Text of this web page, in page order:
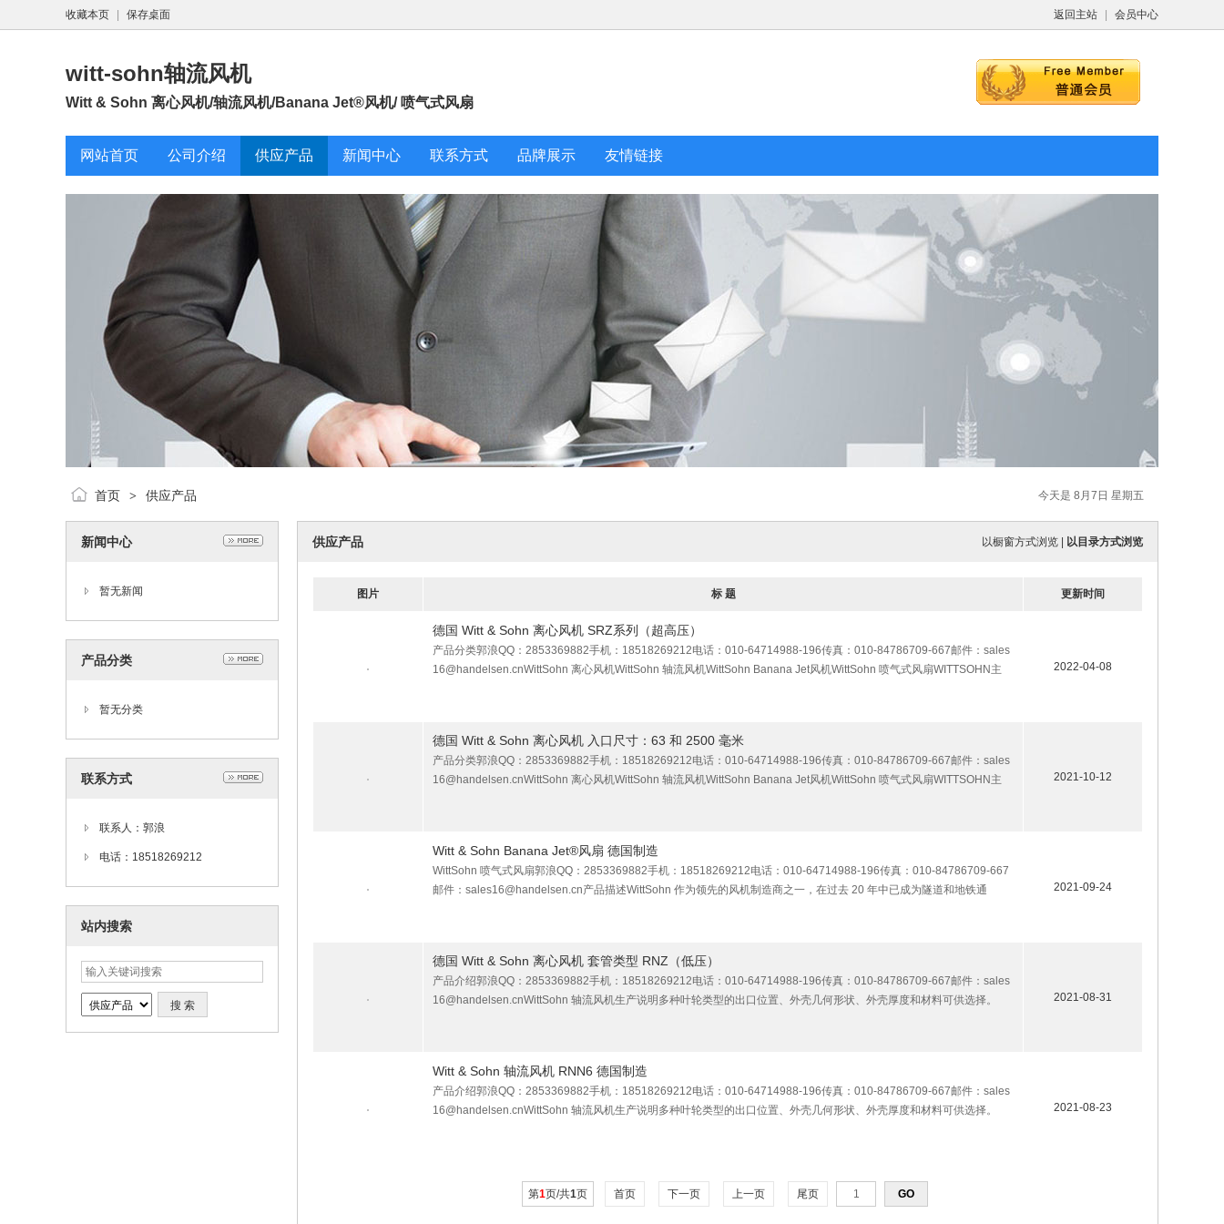
返回主站 会员中心
收藏本页 保存桌面
witt-sohn轴流风机
Witt & Sohn 离心风机/轴流风机/Banana Jet®风机/ 喷气式风扇
网站首页 公司介绍 供应产品 新闻中心 联系方式 品牌展示 友情链接
今天是 8月7日 星期五
首页 > 供应产品
新闻中心
暂无新闻
产品分类
暂无分类
联系方式
联系人：郭浪
电话：18518269212
站内搜索
以橱窗方式浏览 以目录方式浏览
供应产品
图片 标 题 更新时间
德国 Witt & Sohn 离心风机 SRZ系列（超高压）
产品分类郭浪QQ：2853369882手机：18518269212电话：010-64714988-196传真：010-84786709-667邮件：sales
16@handelsen.cnWittSohn 离心风机WittSohn 轴流风机WittSohn Banana Jet风机WittSohn 喷气式风扇WITTSOHN主
2022-04-08
德国 Witt & Sohn 离心风机 入口尺寸：63 和 2500 毫米
产品分类郭浪QQ：2853369882手机：18518269212电话：010-64714988-196传真：010-84786709-667邮件：sales
16@handelsen.cnWittSohn 离心风机WittSohn 轴流风机WittSohn Banana Jet风机WittSohn 喷气式风扇WITTSOHN主
2021-10-12
Witt & Sohn Banana Jet®风扇 德国制造
WittSohn 喷气式风扇郭浪QQ：2853369882手机：18518269212电话：010-64714988-196传真：010-84786709-667
邮件：sales16@handelsen.cn产品描述WittSohn 作为领先的风机制造商之一，在过去 20 年中已成为隧道和地铁通
2021-09-24
德国 Witt & Sohn 离心风机 套管类型 RNZ（低压）
产品介绍郭浪QQ：2853369882手机：18518269212电话：010-64714988-196传真：010-84786709-667邮件：sales
16@handelsen.cnWittSohn 轴流风机生产说明多种叶轮类型的出口位置、外壳几何形状、外壳厚度和材料可供选择。
2021-08-31
Witt & Sohn 轴流风机 RNN6 德国制造
产品介绍郭浪QQ：2853369882手机：18518269212电话：010-64714988-196传真：010-84786709-667邮件：sales
16@handelsen.cnWittSohn 轴流风机生产说明多种叶轮类型的出口位置、外壳几何形状、外壳厚度和材料可供选择。
2021-08-23
第1页/共1页 首页 下一页 上一页 尾页